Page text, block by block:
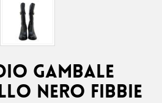
GAMBALE
NERO FIBBIE